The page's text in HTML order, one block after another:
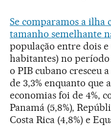
Se comparamos a ilha
tamanho semelhante
população entre dois e
habitantes) no período
o PIB cubano cresceu
de 3,3% enquanto que
economias foi de 4%,
Panamá (5,8%),
Costa Rica (4,8%) e